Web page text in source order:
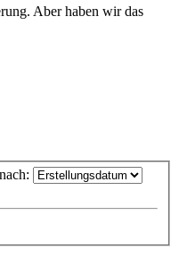
Aber haben wir das